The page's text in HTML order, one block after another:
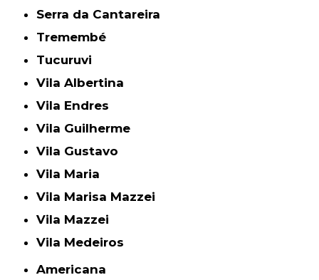
Serra da Cantareira
Tremembé
Tucuruvi
Vila Albertina
Vila Endres
Vila Guilherme
Vila Gustavo
Vila Maria
Vila Marisa Mazzei
Vila Mazzei
Vila Medeiros
Americana